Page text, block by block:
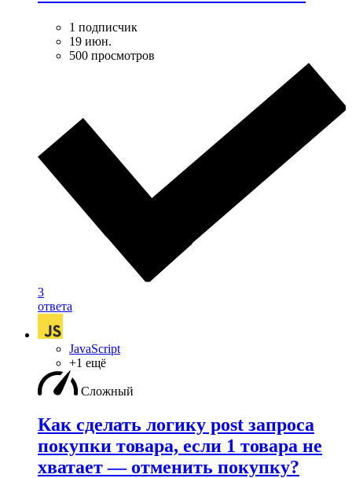
1 подписчик
19 июн.
500 просмотров
3
ответа
JavaScript
+1 ещё
Сложный
Как сделать логику post запроса
покупки товара, если 1 товара не
хватает — отменить покупку?